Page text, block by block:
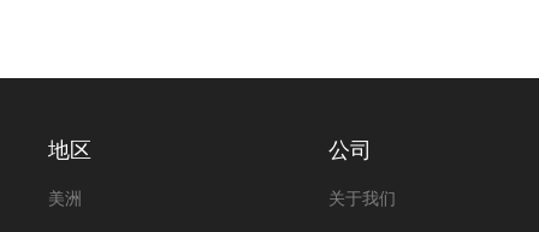
地区
美洲
公司
关于我们